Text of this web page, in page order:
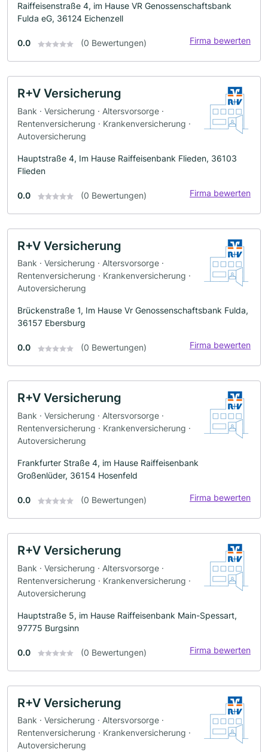
Raiffeisenstraße 4, im Hause VR Genossenschaftsbank
Fulda eG, 36124 Eichenzell
0.0 (0 Bewertungen) Firma bewerten
R+V Versicherung
Bank · Versicherung · Altersvorsorge ·
Rentenversicherung · Krankenversicherung ·
Autoversicherung
Hauptstraße 4, Im Hause Raiffeisenbank Flieden, 36103
Flieden
0.0 (0 Bewertungen) Firma bewerten
R+V Versicherung
Bank · Versicherung · Altersvorsorge ·
Rentenversicherung · Krankenversicherung ·
Autoversicherung
Brückenstraße 1, Im Hause Vr Genossenschaftsbank Fulda,
36157 Ebersburg
0.0 (0 Bewertungen) Firma bewerten
R+V Versicherung
Bank · Versicherung · Altersvorsorge ·
Rentenversicherung · Krankenversicherung ·
Autoversicherung
Frankfurter Straße 4, im Hause Raiffeisenbank
Großenlüder, 36154 Hosenfeld
0.0 (0 Bewertungen) Firma bewerten
R+V Versicherung
Bank · Versicherung · Altersvorsorge ·
Rentenversicherung · Krankenversicherung ·
Autoversicherung
Hauptstraße 5, im Hause Raiffeisenbank Main-Spessart,
97775 Burgsinn
0.0 (0 Bewertungen) Firma bewerten
R+V Versicherung
Bank · Versicherung · Altersvorsorge ·
Rentenversicherung · Krankenversicherung ·
Autoversicherung